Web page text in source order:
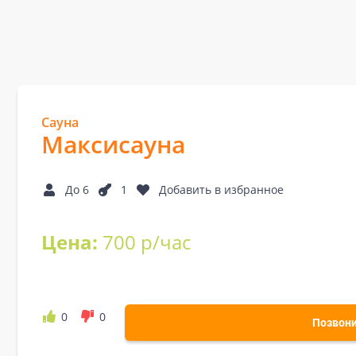
Сауна
Максисауна
До 6 1 Добавить в избранное
Цена: 700 р/час
0 0